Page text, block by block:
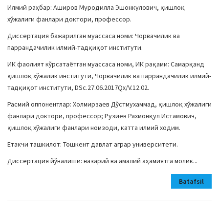
Илмий раҳбар: Аширов Муродилла Эшонкулович, қишлоқ
хўжалиги фанлари доктори, профессор.
Диссертация бажарилган муассаса номи: Чорвачилик ва
паррандачилик илмий-тадқиқот институти.
ИК фаолият кўрсатаётган муассаса номи, ИК рақами: Самарқанд
қишлоқ хўжалик институти, Чорвачилик ва паррандачилик илмий-
тадқиқот институти, DSc.27.06.2017Qx/V.12.02.
Расмий оппонентлар: Холмирзаев Дўстмухаммад, қишлоқ хўжалиги
фанлари доктори, профессор; Рузиев Рахмонқул Истамович,
қишлоқ хўжалиги фанлари номзоди, катта илмий ходим.
Етакчи ташкилот: Тошкент давлат аграр университети.
Диссертация йўналиши: назарий ва амалий аҳамиятга молик...
Batafsil